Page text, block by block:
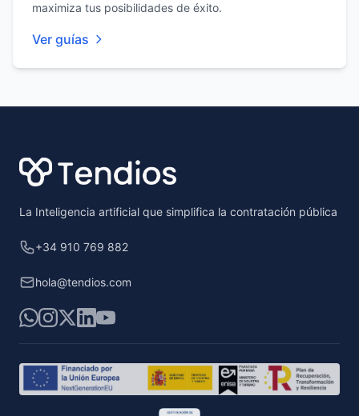
maximiza tus posibilidades de éxito.
Ver guías
La Inteligencia artificial que simplifica la contratación pública
+34 910 769 882
hola@tendios.com
WhatsApp
Instagram
X LinkedIn
YouTube